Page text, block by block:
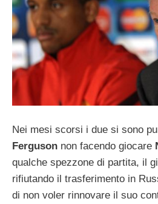
Nei mesi scorsi i due si sono
Ferguson non facendo giocare
qualche spezzone di partita, il
rifiutando il trasferimento in
di non voler rinnovare il suo